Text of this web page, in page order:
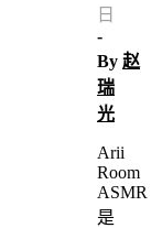
日
-
By 赵
瑞
光
Arii
Room
ASMR
是